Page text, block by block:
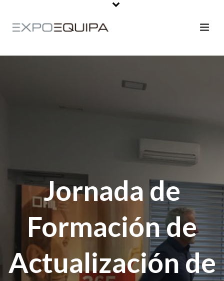
Jornada de
Formación de
Actualización de